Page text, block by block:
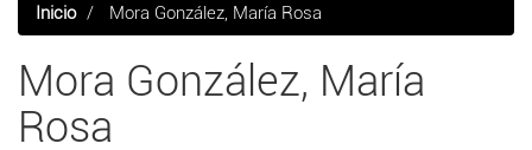
Inicio Mora González, María Rosa
Mora González, María
Rosa